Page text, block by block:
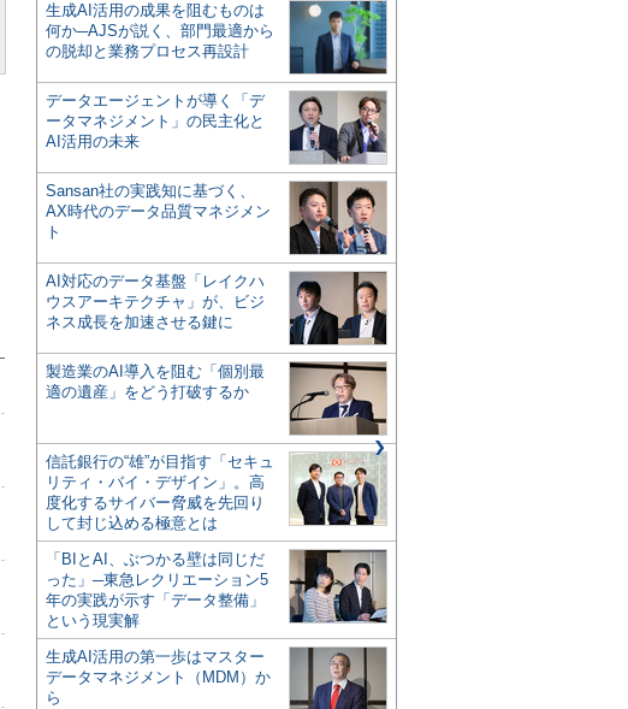
生成AI活用の成果を阻むものは
何か─AJSが説く、部門最適から
の脱却と業務プロセス再設計
データエージェントが導く「デ
ータマネジメント」の民主化と
AI活用の未来
Sansan社の実践知に基づく、
AX時代のデータ品質マネジメン
ト
AI対応のデータ基盤「レイクハ
ウスアーキテクチャ」が、ビジ
ネス成長を加速させる鍵に
製造業のAI導入を阻む「個別最
適の遺産」をどう打破するか
信託銀行の“雄”が目指す「セキュ
リティ・バイ・デザイン」。高
度化するサイバー脅威を先回り
して封じ込める極意とは
「BIとAI、ぶつかる壁は同じだ
った」─東急レクリエーション5
年の実践が示す「データ整備」
という現実解
生成AI活用の第一歩はマスター
データマネジメント（MDM）か
ら